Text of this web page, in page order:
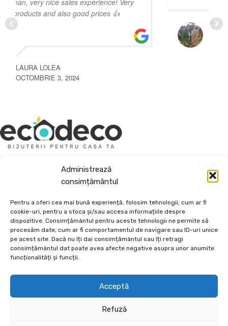
Administrează
consimțământul
Pentru a oferi cea mai bună experiență, folosim tehnologii, cum ar fi
cookie-uri, pentru a stoca și/sau accesa informațiile despre
dispozitive. Consimțământul pentru aceste tehnologii ne permite să
procesăm date, cum ar fi comportamentul de navigare sau ID-uri unice
pe acest site. Dacă nu îți dai consimțământul sau îți retragi
consimțământul dat poate avea afecte negative asupra unor anumite
funcționalități și funcții.
Acceptă
Refuză
DOBRESCU IONUT
NOIEMBRIE 3, 2024
Depozit En-Gross și En-Detail
Piatră Decorativă și Plante Ornamentale
Preturi accesibile, calitate si diversitate.
+40760973126
contact@ecodeco.ro
VIZITEAZĂ DEPOZIT
CE OFERIM?
INFORMAȚII UTILE
AJUTOR
BIJUTERII PENTRU CASA TA.